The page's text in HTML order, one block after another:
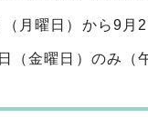
月曜日）から9月
（金曜日）のみ（